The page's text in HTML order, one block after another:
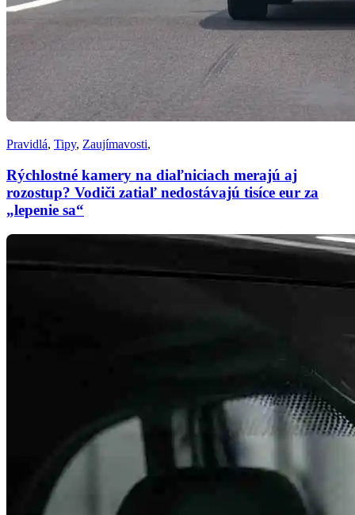
Pravidlá, Tipy, Zaujímavosti,
Rýchlostné kamery na diaľniciach merajú aj
rozostup? Vodiči zatiaľ nedostávajú tisíce eur za
„lepenie sa“